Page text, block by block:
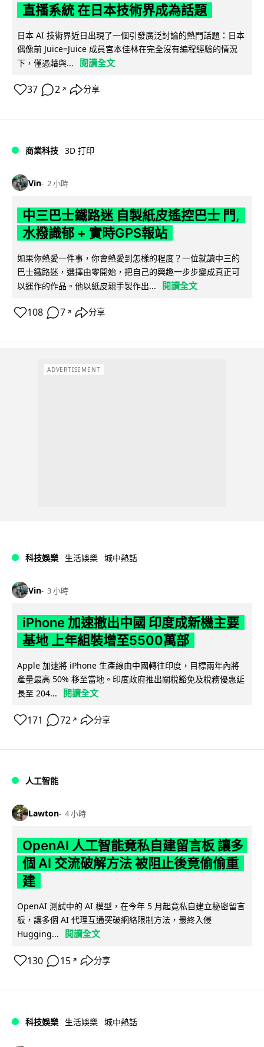
直播系統 在日本技術界成為話題
日本 AI 技術界近日出現了一個引發廣泛討論的熱門話題：日本
偶像前 Juice=Juice 成員宮本佳林在完全沒有編程經驗的情況
下，僅憑藉與...
閱讀全文
37 2 ↗ 分享
商業科技 3D 打印
Vin 2 小時
中三巴士鐵路迷 自製紙皮遙控巴士 門,
水撥識郁 + 實時GPS報站
如果你熱愛一件事，你會熱愛到怎樣的程度？一位就讀中三的
巴士鐵路迷，選擇由零開始，把自己的興趣一步步變成真正可
以運作的作品。他以紙皮親手製作出...
閱讀全文
108 7 ↗ 分享
ADVERTISEMENT
科技娛樂 生活娛樂 城中熱話
Vin 3 小時
iPhone 加速撤出中國 印度成新機主要
基地 上年組裝增至5500萬部
Apple 加速將 iPhone 生產線由中國轉往印度，目標兩年內將
產量最高 50% 移至當地。印度政府推出關稅豁免及稅務優惠延
長至 204...
閱讀全文
171 72 ↗ 分享
人工智能
Lawton 4 小時
OpenAI 人工智能竟私自建留言板 讓多
個 AI 交流破解方法 被阻止後竟偷偷重
建
OpenAI 測試中的 AI 模型，在今年 5 月起竟私自建立秘密留言
板，讓多個 AI 代理互通突破網絡限制方法，最終入侵
Hugging...
閱讀全文
130 15 ↗ 分享
科技娛樂 生活娛樂 城中熱話